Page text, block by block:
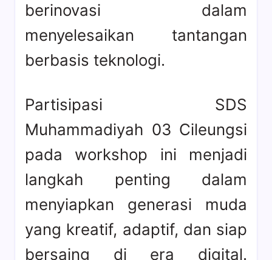
berinovasi dalam
menyelesaikan tantangan
berbasis teknologi.
Partisipasi SDS
Muhammadiyah 03 Cileungsi
pada workshop ini menjadi
langkah penting dalam
menyiapkan generasi muda
yang kreatif, adaptif, dan siap
bersaing di era digital.